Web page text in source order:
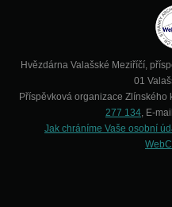
Hvězdárna Valašské Meziříčí,
01
Příspěvková organizace Zlínského
277 134, E-
Jak chráníme Vaše osobní